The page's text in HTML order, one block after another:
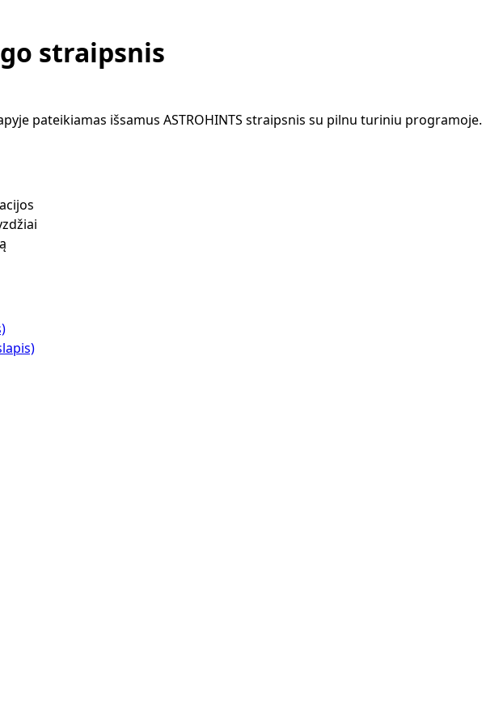
straipsnis
pateikiamas išsamus ASTROHINTS straipsnis su pilnu turiniu programoje.